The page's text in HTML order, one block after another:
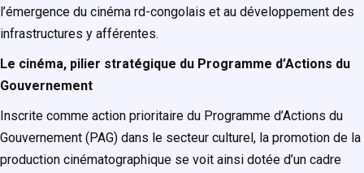
l’émergence du cinéma rd-congolais et au développement des
infrastructures y afférentes.
Le cinéma, pilier stratégique du Programme d’Actions du
Gouvernement
Inscrite comme action prioritaire du Programme d’Actions du
Gouvernement (PAG) dans le secteur culturel, la promotion de la
production cinématographique se voit ainsi dotée d’un cadre